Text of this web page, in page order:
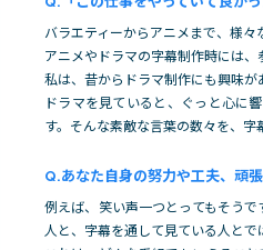
バラエティーからアニメまで、様
アニメやドラマの字幕制作時には、
私は、昔からドラマ制作にも興味
ドラマを見ていると、ぐっと心に
す。そんな素敵な言葉の数々を、字
あなた自身の努力や工夫、頑
例えば、笑い声一つとってもそう
人と、字幕を通して見ている人と